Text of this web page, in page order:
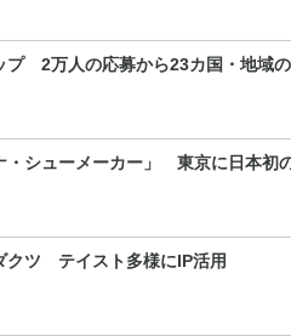
プ 2万人の応募から23カ国・地域
・シューメーカー」 東京に日本初
クツ テイスト多様にIP活用